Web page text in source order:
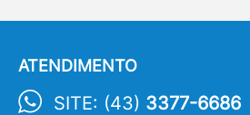
ATENDIMENTO
SITE: (43) 3377-6686